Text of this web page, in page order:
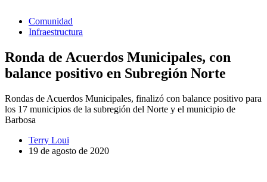
Comunidad
Infraestructura
Ronda de Acuerdos Municipales, con
balance positivo en Subregión Norte
Rondas de Acuerdos Municipales, finalizó con balance positivo para
los 17 municipios de la subregión del Norte y el municipio de
Barbosa
Terry Loui
19 de agosto de 2020